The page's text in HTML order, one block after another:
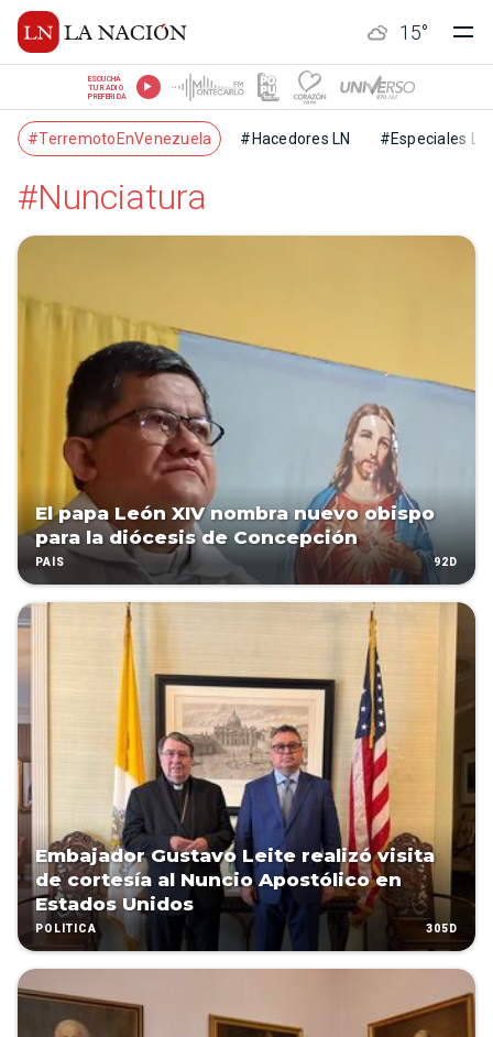
15°
ESCUCHÁ
TU RADIO
PREFERIDA
#TerremotoEnVenezuela #Hacedores LN #Especiales LN
#Nunciatura
El papa León XIV nombra nuevo obispo
para la diócesis de Concepción
PAÍS 92D
Embajador Gustavo Leite realizó visita
de cortesía al Nuncio Apostólico en
Estados Unidos
POLÍTICA 305D